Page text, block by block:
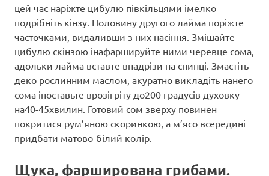
цей час наріжте цибулю півкільцями імелко
подрібніть кінзу. Половину другого лайма поріжте
часточками, видаливши з них насіння. Змішайте
цибулю скінзою інафаршируйте ними черевце сома,
адольки лайма вставте внадрізи на спинці. Змастіть
деко рослинним маслом, акуратно викладіть нанего
сома іпоставьте врозігріту до200 градусів духовку
на40-45хвилин. Готовий сом зверху повинен
покритися рум’яною скоринкою, а м’ясо всередині
придбати матово-білий колір.
Щука, фарширована грибами.